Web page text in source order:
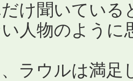
け聞いている
人物のように
、ラウルは満